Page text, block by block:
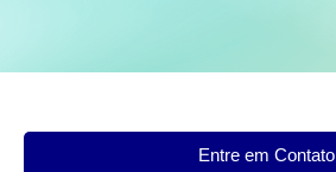
Entre em Contato